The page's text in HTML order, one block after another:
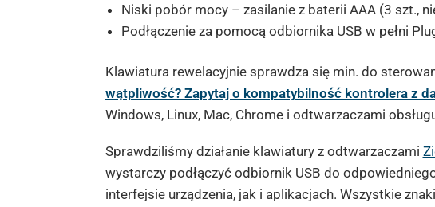
Niski pobór mocy – zasilanie z baterii AAA (3 szt.,
Podłączenie za pomocą odbiornika USB w pełni
Klawiatura rewelacyjnie sprawdza się min. do
wątpliwość? Zapytaj o kompatybilność kontrolera z
Windows, Linux, Mac, Chrome i odtwarzaczami
Sprawdziliśmy działanie klawiatury z odtwarzaczami
wystarczy podłączyć odbiornik USB do
interfejsie urządzenia, jak i aplikacjach. Wszystkie